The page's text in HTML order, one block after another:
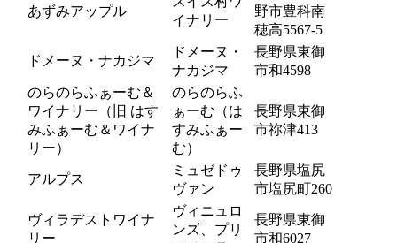
あずみアップル
イナリー
野市豊科南
穂高5567-5
ドメーヌ・ナカジマ
ドメーヌ・
ナカジマ
長野県東御
市和4598
のらのらふぁーむ＆
ワイナリー（旧 はす
みふぁーむ＆ワイナ
リー）
のらのらふ
ぁーむ（は
すみふぁー
む）
長野県東御
市祢津413
アルプス
ミュゼドゥ
ヴァン
長野県塩尻
市塩尻町260
ヴィラデストワイナ
リー
ヴィニュロ
ンズ、プリ
長野県東御
市和6027